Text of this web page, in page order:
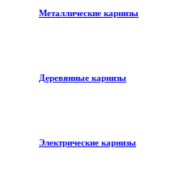
Металлические карнизы
Деревянные карнизы
Электрические карнизы